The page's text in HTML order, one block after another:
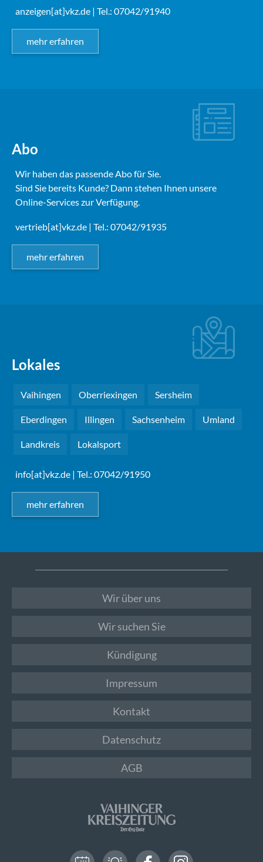
anzeigen[at]vkz.de | Tel.: 07042/91940
mehr erfahren
Abo
Wir haben das passende Abo für Sie.
Sind Sie bereits Kunde? Dann stehen Ihnen unsere
Online-Services zur Verfügung.
vertrieb[at]vkz.de | Tel.: 07042/91935
mehr erfahren
Lokales
Vaihingen Oberriexingen Sersheim
Eberdingen Illingen Sachsenheim Umland
Landkreis Lokalsport
info[at]vkz.de | Tel.: 07042/91950
mehr erfahren
Wir über uns
Wir suchen Sie
Kündigung
Impressum
Kontakt
Datenschutz
AGB